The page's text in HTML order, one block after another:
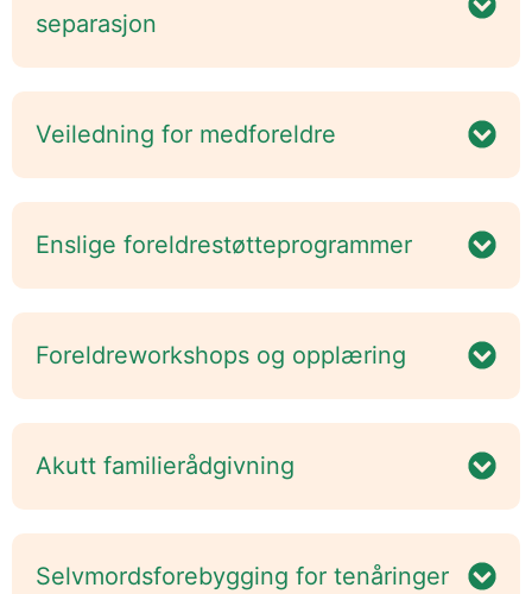
separasjon
Veiledning for medforeldre
Enslige foreldrestøtteprogrammer
Foreldreworkshops og opplæring
Akutt familierådgivning
Selvmordsforebygging for tenåringer